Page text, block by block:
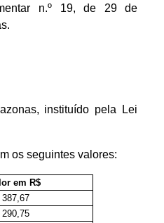
n.º 19, de 29 de
instituído pela Lei
os seguintes valores:
em R$
387,67
290,75